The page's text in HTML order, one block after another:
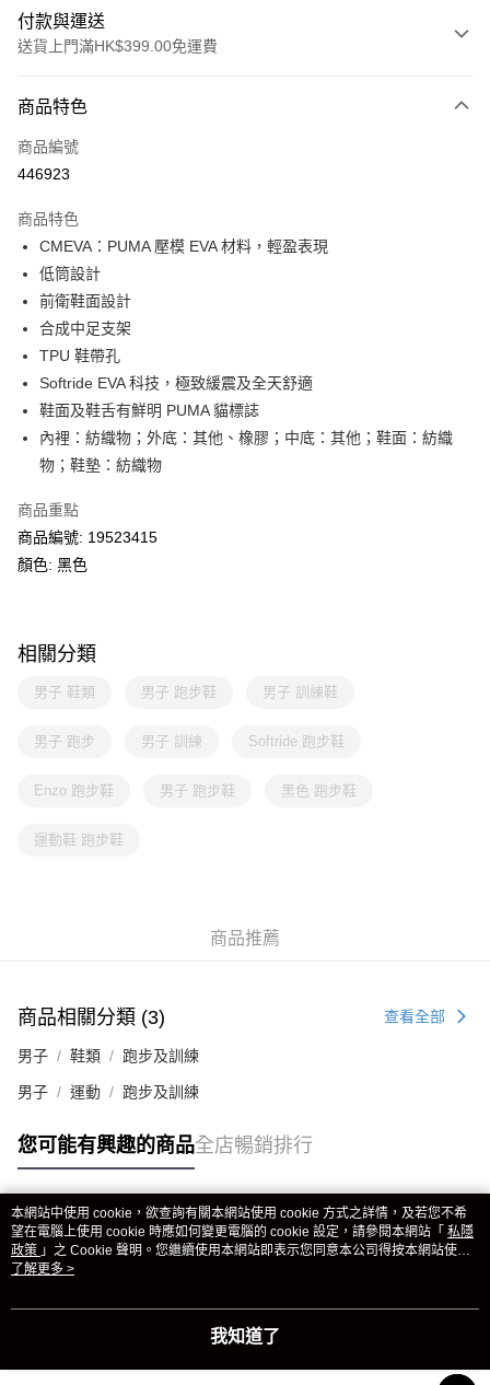
付款與運送
送貨上門滿HK$399.00免運費
信用卡
線上付款
Alipay, PayMe, WeChat Pay, UnionPay, FPS
送貨方式
單筆訂單淨值滿$399可享免運費優惠
每筆HK$30.00，滿HK$399.00或以上免運費
滿$599可享澳門免運費優惠
商品特色
商品編號
446923
商品特色
CMEVA：PUMA 壓模 EVA 材料，輕盈表現
低筒設計
前衛鞋面設計
合成中足支架
TPU 鞋帶孔
Softride EVA 科技，極致緩震及全天舒適
鞋面及鞋舌有鮮明 PUMA 貓標誌
內裡：紡織物；外底：其他、橡膠；中底：其他；鞋面：紡織
物；鞋墊：紡織物
商品重點
商品編號: 19523415
顏色: 黑色
相關分類
男子 鞋類 男子 跑步鞋 男子 訓練鞋
男子 跑步 男子 訓練 Softride 跑步鞋
Enzo 跑步鞋 男子 跑步鞋 黑色 跑步鞋
運動鞋 跑步鞋
商品推薦
商品相關分類 (3) 查看全部
男子 鞋類 跑步及訓練
男子 運動 跑步及訓練
您可能有興趣的商品全店暢銷排行
熱門標籤
熱銷排行
本網站中使用 cookie，欲查詢有關本網站使用 cookie 方式之詳情，及若您不希
望在電腦上使用 cookie 時應如何變更電腦的 cookie 設定，請參閱本網站「 私隱
政策 」之 Cookie 聲明。您繼續使用本網站即表示您同意本公司得按本網站使用
條款之 Cookie 聲明使用 cookie。
了解更多 >
我知道了